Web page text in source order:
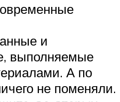
и
выполняемые
А по
не поменяли.